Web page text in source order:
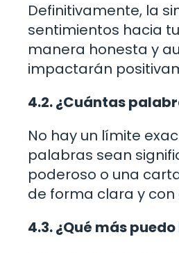
Definitivamente, la
sentimientos hacia
manera honesta y
impactarán
4.2. ¿Cuántas
No hay un límite
palabras sean
poderoso o una
de forma clara y con
4.3. ¿Qué más